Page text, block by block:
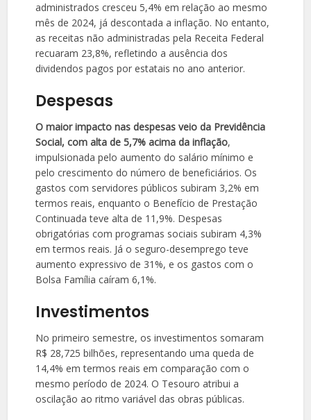
administrados cresceu 5,4% em relação ao mesmo
mês de 2024, já descontada a inflação. No entanto,
as receitas não administradas pela Receita Federal
recuaram 23,8%, refletindo a ausência dos
dividendos pagos por estatais no ano anterior.
Despesas
O maior impacto nas despesas veio da Previdência
Social, com alta de 5,7% acima da inflação,
impulsionada pelo aumento do salário mínimo e
pelo crescimento do número de beneficiários. Os
gastos com servidores públicos subiram 3,2% em
termos reais, enquanto o Benefício de Prestação
Continuada teve alta de 11,9%. Despesas
obrigatórias com programas sociais subiram 4,3%
em termos reais. Já o seguro-desemprego teve
aumento expressivo de 31%, e os gastos com o
Bolsa Família caíram 6,1%.
Investimentos
No primeiro semestre, os investimentos somaram
R$ 28,725 bilhões, representando uma queda de
14,4% em termos reais em comparação com o
mesmo período de 2024. O Tesouro atribui a
oscilação ao ritmo variável das obras públicas.